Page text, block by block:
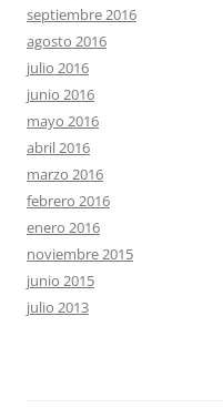
septiembre 2016
agosto 2016
julio 2016
junio 2016
mayo 2016
abril 2016
marzo 2016
febrero 2016
enero 2016
noviembre 2015
junio 2015
julio 2013